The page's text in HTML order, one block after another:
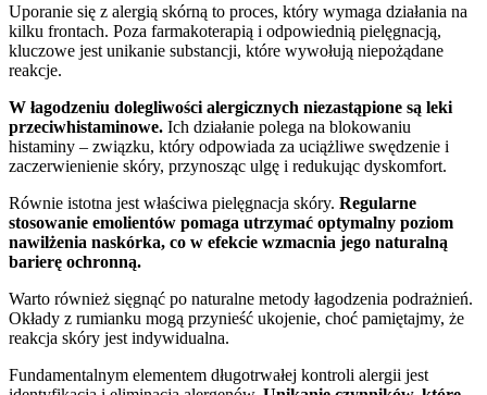
Uporanie się z alergią skórną to proces, który wymaga działania na
kilku frontach. Poza farmakoterapią i odpowiednią pielęgnacją,
kluczowe jest unikanie substancji, które wywołują niepożądane
reakcje.
W łagodzeniu dolegliwości alergicznych niezastąpione są leki
przeciwhistaminowe. Ich działanie polega na blokowaniu
histaminy – związku, który odpowiada za uciążliwe swędzenie i
zaczerwienienie skóry, przynosząc ulgę i redukując dyskomfort.
Równie istotna jest właściwa pielęgnacja skóry. Regularne
stosowanie emolientów pomaga utrzymać optymalny poziom
nawilżenia naskórka, co w efekcie wzmacnia jego naturalną
barierę ochronną.
Warto również sięgnąć po naturalne metody łagodzenia podrażnień.
Okłady z rumianku mogą przynieść ukojenie, choć pamiętajmy, że
reakcja skóry jest indywidualna.
Fundamentalnym elementem długotrwałej kontroli alergii jest